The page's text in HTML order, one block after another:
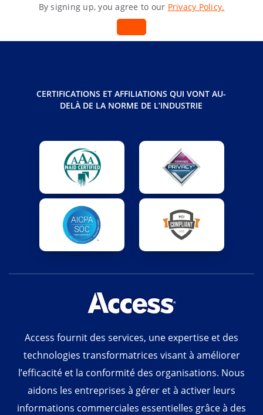
By signing up, you agree to our Privacy Policy.
CERTIFICATIONS ET AFFILIATIONS QUI VONT AU-
DELÀ DE LA NORME DE L’INDUSTRIE
Access fournit des services, une expertise et des
technologies transformatrices visant à améliorer
l’efficacité et la conformité des organisations. Nous
aidons les entreprises à gérer et à activer leurs
informations commerciales essentielles grâce à des